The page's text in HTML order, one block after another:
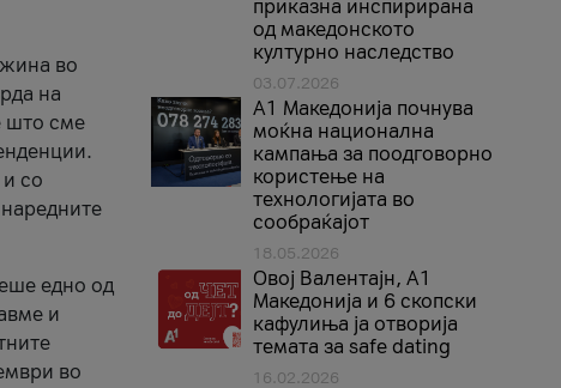
во
на
што сме
со
едно од
и
во
приказна инспирирана
од македонското
културно наследство
03.07.2026
A1 Македонија почнува
моќна национална
кампања за поодговорно
користење на
технологијата во
сообраќајот
18.05.2026
Овој Валентајн, A1
Македонија и 6 скопски
кафулиња ја отворија
темата за safe dating
16.02.2026